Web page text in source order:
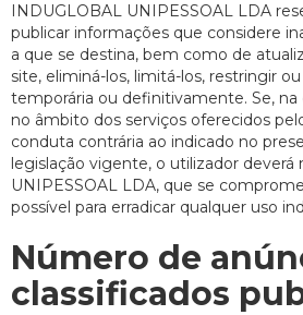
INDUGLOBAL UNIPESSOAL LDA
publicar informações que considere
a que se destina, bem como de
site, eliminá-los, limitá-los, restringir
temporária ou definitivamente. Se, na
no âmbito dos serviços oferecidos
conduta contrária ao indicado no
legislação vigente, o utilizador
UNIPESSOAL LDA, que se
possível para erradicar qualquer uso
Número de
classificados